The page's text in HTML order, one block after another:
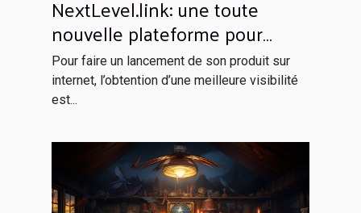
NextLevel.link: une toute
nouvelle plateforme pour
votre netlinking
Pour faire un lancement de son produit sur
internet, l’obtention d’une meilleure visibilité
est...